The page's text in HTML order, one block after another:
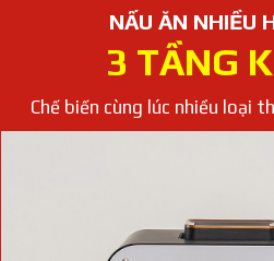
NẤU ĂN NHIỀU
3 TẦNG
Chế biến cùng lúc nhiều loại